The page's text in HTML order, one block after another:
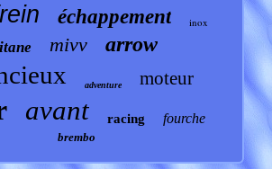
échappement inox
mivv arrow
adventure moteur
avant racing fourche
brembo